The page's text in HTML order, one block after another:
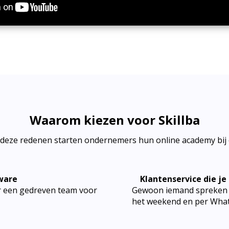
Waarom kiezen voor Skillba
redenen starten ondernemers hun online academy bij
gedreven team voor
Klantenservice die
Gewoon iemand
het weekend en per